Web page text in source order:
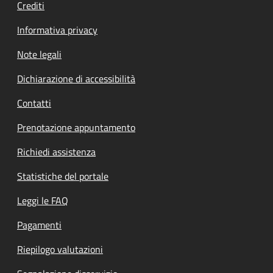
Crediti
Informativa privacy
Note legali
Dichiarazione di accessibilità
Contatti
Prenotazione appuntamento
Richiedi assistenza
Statistiche del portale
Leggi le FAQ
Pagamenti
Riepilogo valutazioni